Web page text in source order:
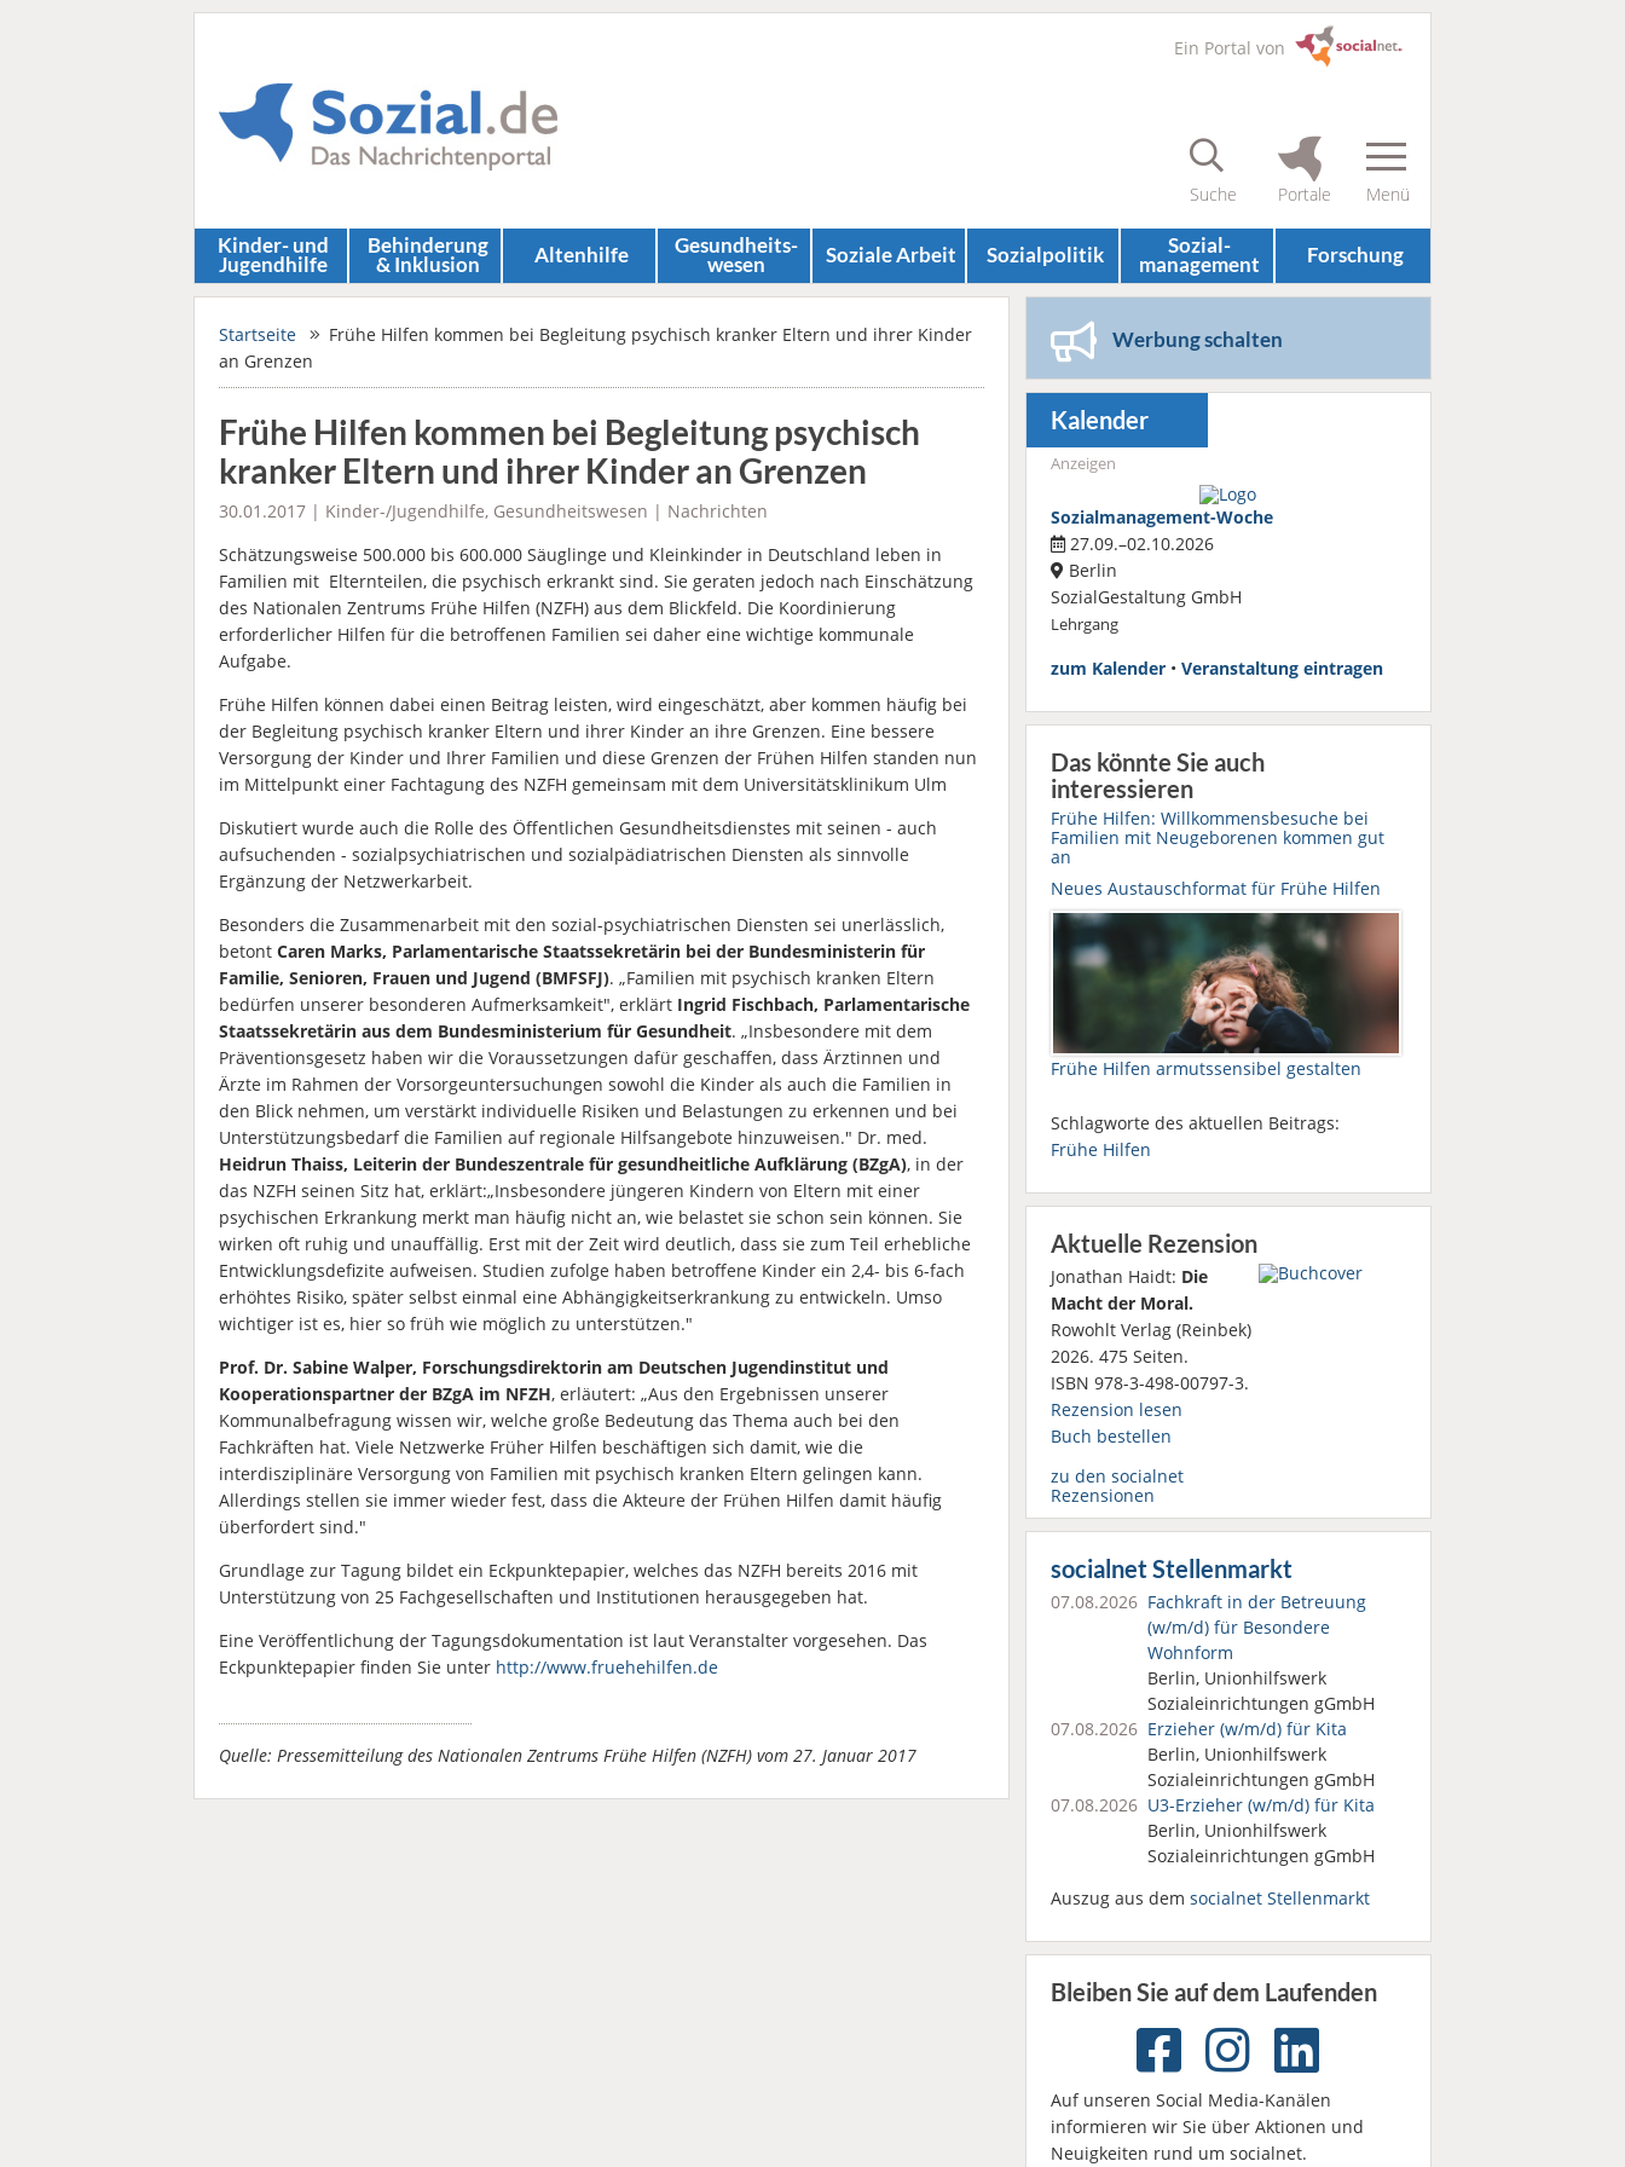
Ein Portal von
Kinder- und
Jugendhilfe
Behinderung
& Inklusion Altenhilfe Gesundheits­
wesen Soziale Arbeit Sozial­politik Sozial­
management Forschung
Startseite
Frühe Hilfen kommen bei Begleitung psychisch kranker Eltern und ihrer Kinder
an Grenzen
Frühe Hilfen kommen bei Begleitung psychisch
kranker Eltern und ihrer Kinder an Grenzen
30.01.2017 | Kinder-/Jugendhilfe, Gesundheitswesen | Nachrichten
Schätzungsweise 500.000 bis 600.000 Säuglinge und Kleinkinder in Deutschland leben in
Familien mit Elternteilen, die psychisch erkrankt sind. Sie geraten jedoch nach Einschätzung
des Nationalen Zentrums Frühe Hilfen (NZFH) aus dem Blickfeld. Die Koordinierung
erforderlicher Hilfen für die betroffenen Familien sei daher eine wichtige kommunale
Aufgabe.
Frühe Hilfen können dabei einen Beitrag leisten, wird eingeschätzt, aber kommen häufig bei
der Begleitung psychisch kranker Eltern und ihrer Kinder an ihre Grenzen. Eine bessere
Versorgung der Kinder und Ihrer Familien und diese Grenzen der Frühen Hilfen standen nun
im Mittelpunkt einer Fachtagung des NZFH gemeinsam mit dem Universitätsklinikum Ulm
Diskutiert wurde auch die Rolle des Öffentlichen Gesundheitsdienstes mit seinen - auch
aufsuchenden - sozialpsychiatrischen und sozialpädiatrischen Diensten als sinnvolle
Ergänzung der Netzwerkarbeit.
Besonders die Zusammenarbeit mit den sozial-psychiatrischen Diensten sei unerlässlich,
betont Caren Marks, Parlamentarische Staatssekretärin bei der Bundesministerin für
Familie, Senioren, Frauen und Jugend (BMFSFJ). „Familien mit psychisch kranken Eltern
bedürfen unserer besonderen Aufmerksamkeit", erklärt Ingrid Fischbach, Parlamentarische
Staatssekretärin aus dem Bundesministerium für Gesundheit. „Insbesondere mit dem
Präventionsgesetz haben wir die Voraussetzungen dafür geschaffen, dass Ärztinnen und
Ärzte im Rahmen der Vorsorgeuntersuchungen sowohl die Kinder als auch die Familien in
den Blick nehmen, um verstärkt individuelle Risiken und Belastungen zu erkennen und bei
Unterstützungsbedarf die Familien auf regionale Hilfsangebote hinzuweisen." Dr. med.
Heidrun Thaiss, Leiterin der Bundeszentrale für gesundheitliche Aufklärung (BZgA), in der
das NZFH seinen Sitz hat, erklärt:„Insbesondere jüngeren Kindern von Eltern mit einer
psychischen Erkrankung merkt man häufig nicht an, wie belastet sie schon sein können. Sie
wirken oft ruhig und unauffällig. Erst mit der Zeit wird deutlich, dass sie zum Teil erhebliche
Entwicklungsdefizite aufweisen. Studien zufolge haben betroffene Kinder ein 2,4- bis 6-fach
erhöhtes Risiko, später selbst einmal eine Abhängigkeitserkrankung zu entwickeln. Umso
wichtiger ist es, hier so früh wie möglich zu unterstützen."
Prof. Dr. Sabine Walper, Forschungsdirektorin am Deutschen Jugendinstitut und
Kooperationspartner der BZgA im NFZH, erläutert: „Aus den Ergebnissen unserer
Kommunalbefragung wissen wir, welche große Bedeutung das Thema auch bei den
Fachkräften hat. Viele Netzwerke Früher Hilfen beschäftigen sich damit, wie die
interdisziplinäre Versorgung von Familien mit psychisch kranken Eltern gelingen kann.
Allerdings stellen sie immer wieder fest, dass die Akteure der Frühen Hilfen damit häufig
überfordert sind."
Grundlage zur Tagung bildet ein Eckpunktepapier, welches das NZFH bereits 2016 mit
Unterstützung von 25 Fachgesellschaften und Institutionen herausgegeben hat.
Eine Veröffentlichung der Tagungsdokumentation ist laut Veranstalter vorgesehen. Das
Eckpunktepapier finden Sie unter http://www.fruehehilfen.de
Quelle: Pressemitteilung des Nationalen Zentrums Frühe Hilfen (NZFH) vom 27. Januar 2017
Werbung schalten
Kalender
Anzeigen
Sozialmanagement-Woche
27.09.–02.10.2026
Berlin
SozialGestaltung GmbH
Lehrgang
zum Kalender• Veranstaltung eintragen
Das könnte Sie auch
interessieren
Frühe Hilfen: Willkommensbesuche bei
Familien mit Neugeborenen kommen gut
an
Neues Austauschformat für Frühe Hilfen
Frühe Hilfen armutssensibel gestalten
Schlagworte des aktuellen Beitrags:
Frühe Hilfen
Aktuelle Rezension
Jonathan Haidt: Die
Macht der Moral.
Rowohlt Verlag (Reinbek)
2026. 475 Seiten.
ISBN 978-3-498-00797-3.
Rezension lesen
Buch bestellen
zu den socialnet
Rezensionen
socialnet Stellenmarkt
07.08.2026 Fachkraft in der Betreuung
(w/m/d) für Besondere
Wohnform
Berlin, Unionhilfswerk
Sozialeinrichtungen gGmbH
07.08.2026 Erzieher (w/m/d) für Kita
Berlin, Unionhilfswerk
Sozialeinrichtungen gGmbH
07.08.2026 U3-Erzieher (w/m/d) für Kita
Berlin, Unionhilfswerk
Sozialeinrichtungen gGmbH
Auszug aus dem socialnet Stellenmarkt
Bleiben Sie auf dem Laufenden
Auf unseren Social Media-Kanälen
informieren wir Sie über Aktionen und
Neuigkeiten rund um socialnet.